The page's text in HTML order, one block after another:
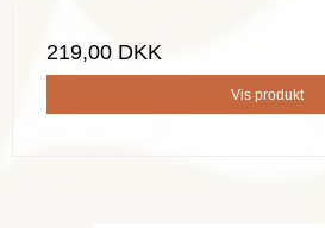
219,00 DKK
Vis produkt